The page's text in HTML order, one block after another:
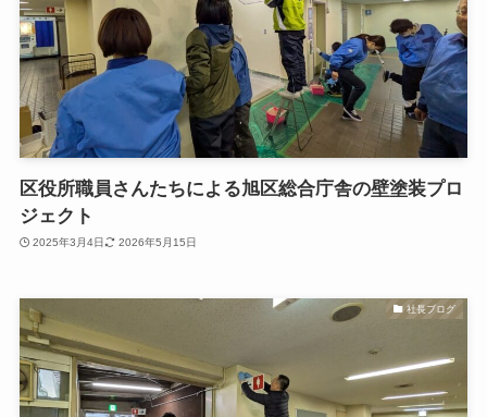
区役所職員さんたちによる旭区総合庁舎の壁塗装プロ
ジェクト
2025年3月4日 2026年5月15日
社長ブログ